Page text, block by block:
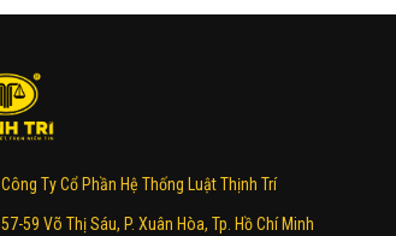
Công Ty Cổ Phần Hệ Thống Luật Thịnh Trí
57-59 Võ Thị Sáu, P. Xuân Hòa, Tp. Hồ Chí Minh